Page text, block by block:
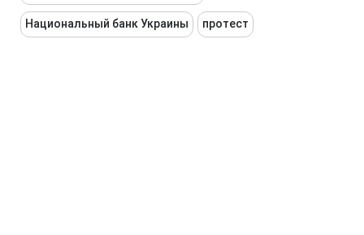
Национальный банк Украины протест